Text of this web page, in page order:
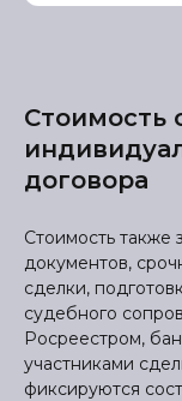
Стоимость
договора
Стоимость также
документов,
сделки,
судебного
Росреестром,
участниками
фиксируются